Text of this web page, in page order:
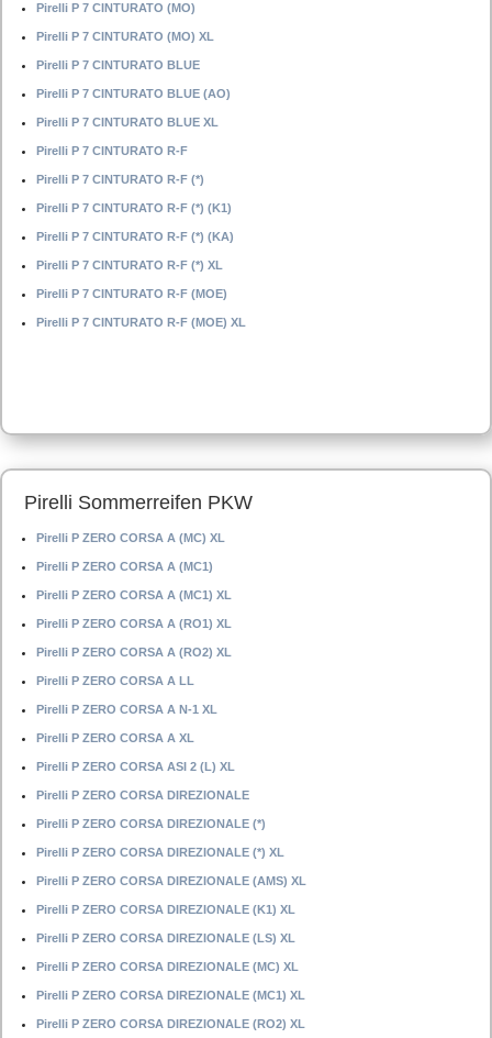
Pirelli P 7 CINTURATO (MO)
Pirelli P 7 CINTURATO (MO) XL
Pirelli P 7 CINTURATO BLUE
Pirelli P 7 CINTURATO BLUE (AO)
Pirelli P 7 CINTURATO BLUE XL
Pirelli P 7 CINTURATO R-F
Pirelli P 7 CINTURATO R-F (*)
Pirelli P 7 CINTURATO R-F (*) (K1)
Pirelli P 7 CINTURATO R-F (*) (KA)
Pirelli P 7 CINTURATO R-F (*) XL
Pirelli P 7 CINTURATO R-F (MOE)
Pirelli P 7 CINTURATO R-F (MOE) XL
Pirelli Sommerreifen PKW
Pirelli P ZERO CORSA A (MC) XL
Pirelli P ZERO CORSA A (MC1)
Pirelli P ZERO CORSA A (MC1) XL
Pirelli P ZERO CORSA A (RO1) XL
Pirelli P ZERO CORSA A (RO2) XL
Pirelli P ZERO CORSA A LL
Pirelli P ZERO CORSA A N-1 XL
Pirelli P ZERO CORSA A XL
Pirelli P ZERO CORSA ASI 2 (L) XL
Pirelli P ZERO CORSA DIREZIONALE
Pirelli P ZERO CORSA DIREZIONALE (*)
Pirelli P ZERO CORSA DIREZIONALE (*) XL
Pirelli P ZERO CORSA DIREZIONALE (AMS) XL
Pirelli P ZERO CORSA DIREZIONALE (K1) XL
Pirelli P ZERO CORSA DIREZIONALE (LS) XL
Pirelli P ZERO CORSA DIREZIONALE (MC) XL
Pirelli P ZERO CORSA DIREZIONALE (MC1) XL
Pirelli P ZERO CORSA DIREZIONALE (RO2) XL